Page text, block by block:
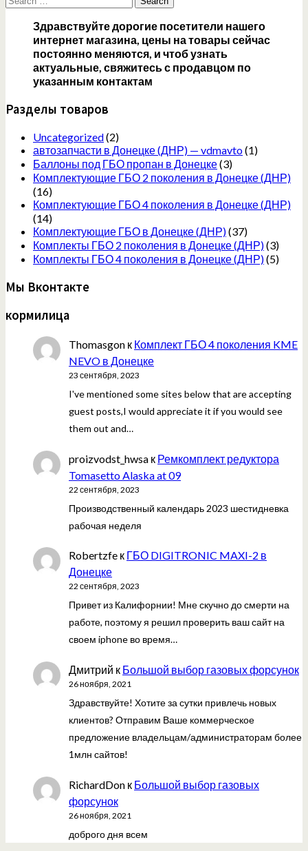
for:
Здравствуйте дорогие посетители нашего
интернет магазина, цены на товары сейчас
постоянно меняются, и чтоб узнать
актуальные, свяжитесь с продавцом по
указанным контактам
Разделы товаров
Uncategorized(2)
автозапчасти в Донецке (ДНР) — vdmavto(1)
Баллоны под ГБО пропан в Донецке(3)
Комплектующие ГБО 2 поколения в Донецке (ДНР)
(16)
Комплектующие ГБО 4 поколения в Донецке (ДНР)
(14)
Комплектующие ГБО в Донецке (ДНР)(37)
Комплекты ГБО 2 поколения в Донецке (ДНР)(3)
Комплекты ГБО 4 поколения в Донецке (ДНР)(5)
Мы Вконтакте
кормилица
Thomasgon к Комплект ГБО 4 поколения KME
NEVO в Донецке
23 сентября, 2023
I've mentioned some sites below that are accepting
guest posts,I would appreciate it if you would see
them out and…
proizvodst_hwsa к Ремкомплект редуктора
Tomasetto Alaska at 09
22 сентября, 2023
Производственный календарь 2023 шестидневка
рабочая неделя
Robertzfe к ГБО DIGITRONIC MAXI-2 в
Донецке
22 сентября, 2023
Привет из Калифорнии! Мне скучно до смерти на
работе, поэтому я решил проверить ваш сайт на
своем iphone во время…
Дмитрий к Большой выбор газовых форсунок
26 ноября, 2021
Здравствуйте! Хотите за сутки привлечь новых
клиентов? Отправим Ваше коммерческое
предложение владельцам/администраторам более
1млн сайтов!
RichardDon к Большой выбор газовых
форсунок
26 ноября, 2021
доброго дня всем